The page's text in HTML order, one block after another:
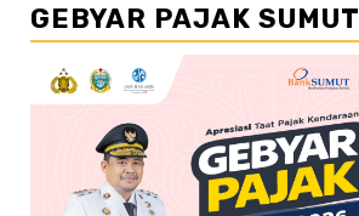
GEBYAR PAJAK SUMUT